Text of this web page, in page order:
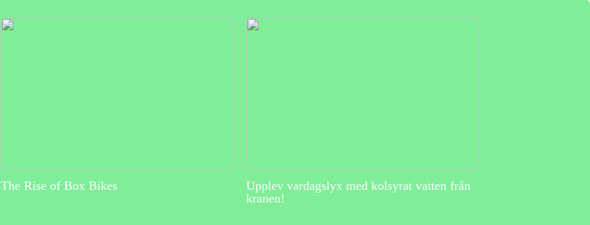
The Rise of Box Bikes
Upplev vardagslyx med kolsyrat vatten från
kranen!